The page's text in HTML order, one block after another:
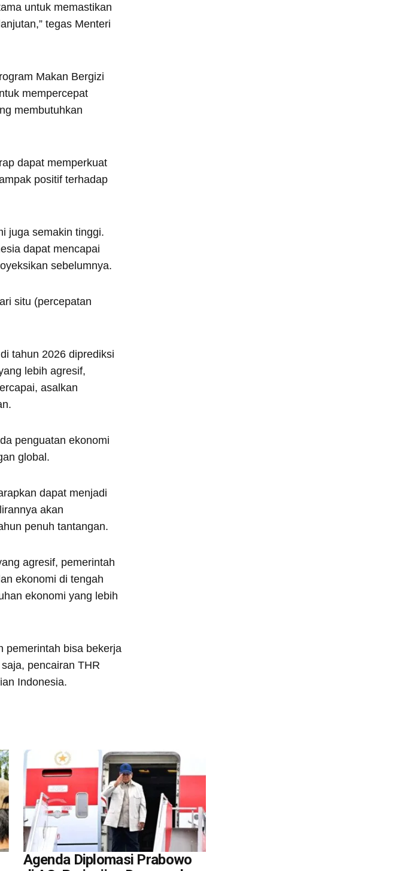
untuk memastikan
tegas Menteri
Makan Bergizi
mempercepat
membutuhkan
dapat memperkuat
positif terhadap
juga semakin tinggi.
dapat mencapai
sebelumnya.
situ (percepatan
tahun 2026 diprediksi
lebih agresif,
asalkan
penguatan ekonomi
global.
dapat menjadi
akan
penuh tantangan.
agresif, pemerintah
ekonomi di tengah
ekonomi yang lebih
pemerintah bisa bekerja
pencairan THR
Indonesia.
Agenda Diplomasi Prabowo